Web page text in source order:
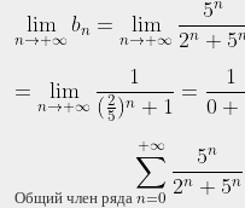
Общий член ряда